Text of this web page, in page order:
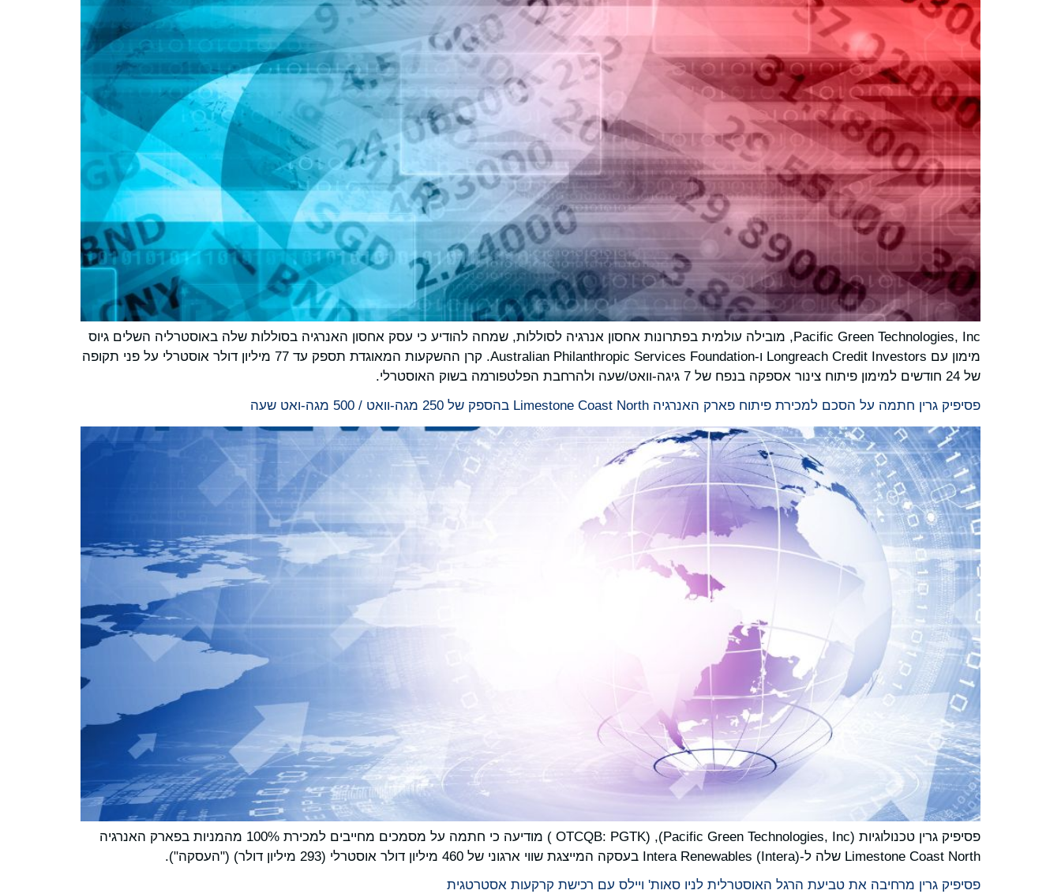
Pacific Green Technologies, Inc, מובילה עולמית בפתרונות אחסון אנרגיה לסוללות, שמחה להודיע כי עסק אחסון האנרגיה בסוללות שלה באוסטרליה השלים גיוס
מימון עם Longreach Credit Investors ו-Australian Philanthropic Services Foundation. קרן ההשקעות המאוגדת תספק עד 77 מיליון דולר אוסטרלי על פני תקופה
של 24 חודשים למימון פיתוח צינור אספקה בנפח של 7 גיגה-וואט/שעה ולהרחבת הפלטפורמה בשוק האוסטרלי.
פסיפיק גרין חתמה על הסכם למכירת פיתוח פארק האנרגיה Limestone Coast North בהספק של 250 מגה-וואט / 500 מגה-ואט שעה
פסיפיק גרין טכנולוגיות (Pacific Green Technologies, Inc), (OTCQB: PGTK ) מודיעה כי חתמה על מסמכים מחייבים למכירת 100% מהמניות בפארק האנרגיה
Limestone Coast North שלה ל-Intera Renewables (Intera) בעסקה המייצגת שווי ארגוני של 460 מיליון דולר אוסטרלי (293 מיליון דולר) ("העסקה").
פסיפיק גרין מרחיבה את טביעת הרגל האוסטרלית לניו סאות' ויילס עם רכישת קרקעות אסטרטגית